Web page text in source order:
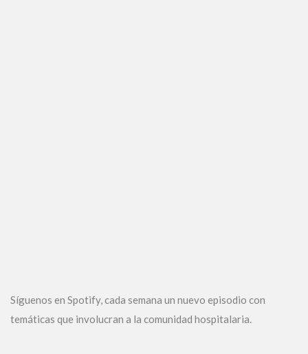
Síguenos en Spotify, cada semana un nuevo episodio con
temáticas que involucran a la comunidad hospitalaria.